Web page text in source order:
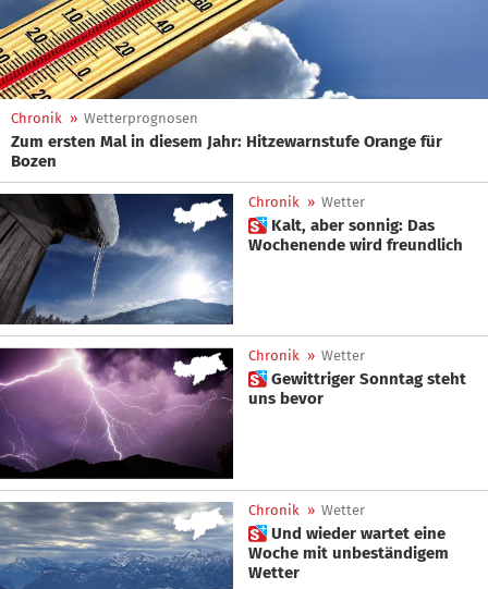
Chronik » Wetterprognosen
Zum ersten Mal in diesem Jahr: Hitzewarnstufe Orange für
Bozen
Chronik » Wetter
 Kalt, aber sonnig: Das
Wochenende wird freundlich
Chronik » Wetter
 Gewittriger Sonntag steht
uns bevor
Chronik » Wetter
 Und wieder wartet eine
Woche mit unbeständigem
Wetter